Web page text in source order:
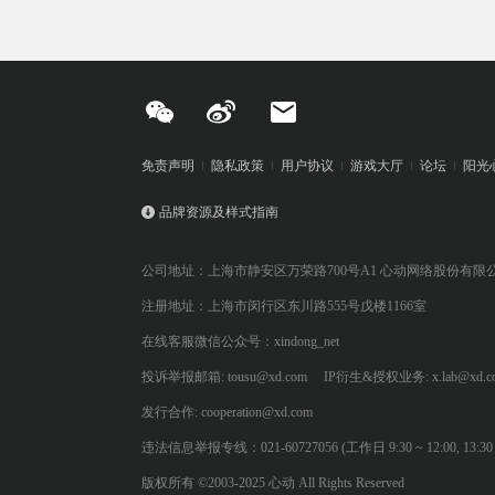
免责声明 隐私政策 用户协议 游戏大厅 论坛 阳光
品牌资源及样式指南
公司地址：上海市静安区万荣路700号A1 心动网络股份有限
注册地址：上海市闵行区东川路555号戊楼1166室
在线客服微信公众号：xindong_net
投诉举报邮箱: tousu@xd.com IP衍生&授权业务:
发行合作: cooperation@xd.com
违法信息举报专线：021-60727056 (工作日 9:30 ~ 12:00, 13:30
版权所有 ©2003-2025 心动 All Rights Reserved